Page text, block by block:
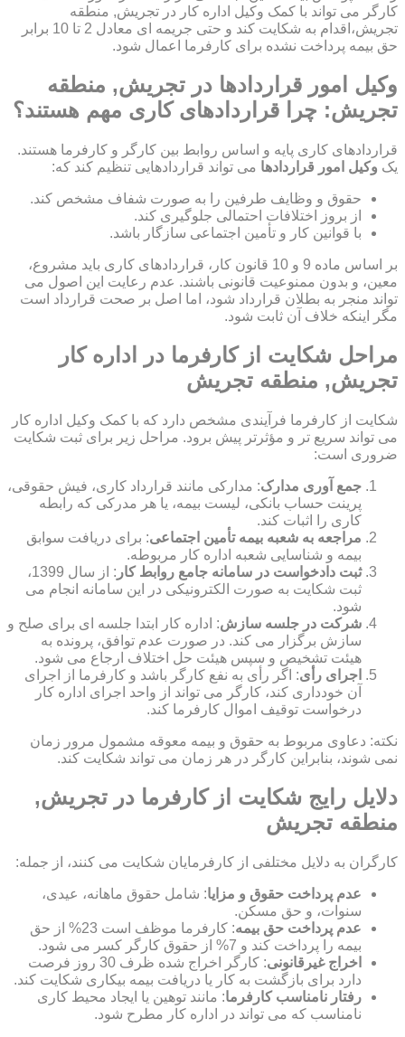
کارگر می تواند با کمک وکیل اداره کار در تجریش, منطقه
تجریش،اقدام به شکایت کند و حتی جریمه ای معادل 2 تا 10 برابر
حق بیمه پرداخت نشده برای کارفرما اعمال شود.
وکیل امور قراردادها در تجریش, منطقه
تجریش: چرا قراردادهای کاری مهم هستند؟
قراردادهای کاری پایه و اساس روابط بین کارگر و کارفرما هستند.
یک وکیل امور قراردادها می تواند قراردادهایی تنظیم کند که:
حقوق و وظایف طرفین را به صورت شفاف مشخص کند.
از بروز اختلافات احتمالی جلوگیری کند.
با قوانین کار و تأمین اجتماعی سازگار باشد.
بر اساس ماده 9 و 10 قانون کار، قراردادهای کاری باید مشروع،
معین، و بدون ممنوعیت قانونی باشند. عدم رعایت این اصول می
تواند منجر به بطلان قرارداد شود، اما اصل بر صحت قرارداد است
مگر اینکه خلاف آن ثابت شود.
مراحل شکایت از کارفرما در اداره کار
تجریش, منطقه تجریش
شکایت از کارفرما فرآیندی مشخص دارد که با کمک وکیل اداره کار
می تواند سریع تر و مؤثرتر پیش برود. مراحل زیر برای ثبت شکایت
ضروری است:
جمع آوری مدارک: مدارکی مانند قرارداد کاری، فیش حقوقی،
پرینت حساب بانکی، لیست بیمه، یا هر مدرکی که رابطه
کاری را اثبات کند.
مراجعه به شعبه بیمه تأمین اجتماعی: برای دریافت سوابق
بیمه و شناسایی شعبه اداره کار مربوطه.
ثبت دادخواست در سامانه جامع روابط کار
: از سال 1399،
ثبت شکایت به صورت الکترونیکی در این سامانه انجام می
شود.
شرکت در جلسه سازش: اداره کار ابتدا جلسه ای برای صلح و
سازش برگزار می کند. در صورت عدم توافق، پرونده به
هیئت تشخیص و سپس هیئت حل اختلاف ارجاع می شود.
اجرای رأی: اگر رأی به نفع کارگر باشد و کارفرما از اجرای
آن خودداری کند، کارگر می تواند از واحد اجرای اداره کار
درخواست توقیف اموال کارفرما کند.
نکته: دعاوی مربوط به حقوق و بیمه معوقه مشمول مرور زمان
نمی شوند، بنابراین کارگر در هر زمان می تواند شکایت کند.
دلایل رایج شکایت از کارفرما در تجریش,
منطقه تجریش
کارگران به دلایل مختلفی از کارفرمایان شکایت می کنند، از جمله:
عدم پرداخت حقوق و مزایا: شامل حقوق ماهانه، عیدی،
سنوات، و حق مسکن.
عدم پرداخت حق بیمه
: کارفرما موظف است 23% از حق
بیمه را پرداخت کند و 7% از حقوق کارگر کسر می شود.
اخراج غیرقانونی
: کارگر اخراج شده ظرف 30 روز فرصت
دارد برای بازگشت به کار یا دریافت بیمه بیکاری شکایت کند.
رفتار نامناسب کارفرما: مانند توهین یا ایجاد محیط کاری
نامناسب که می تواند در اداره کار مطرح شود.